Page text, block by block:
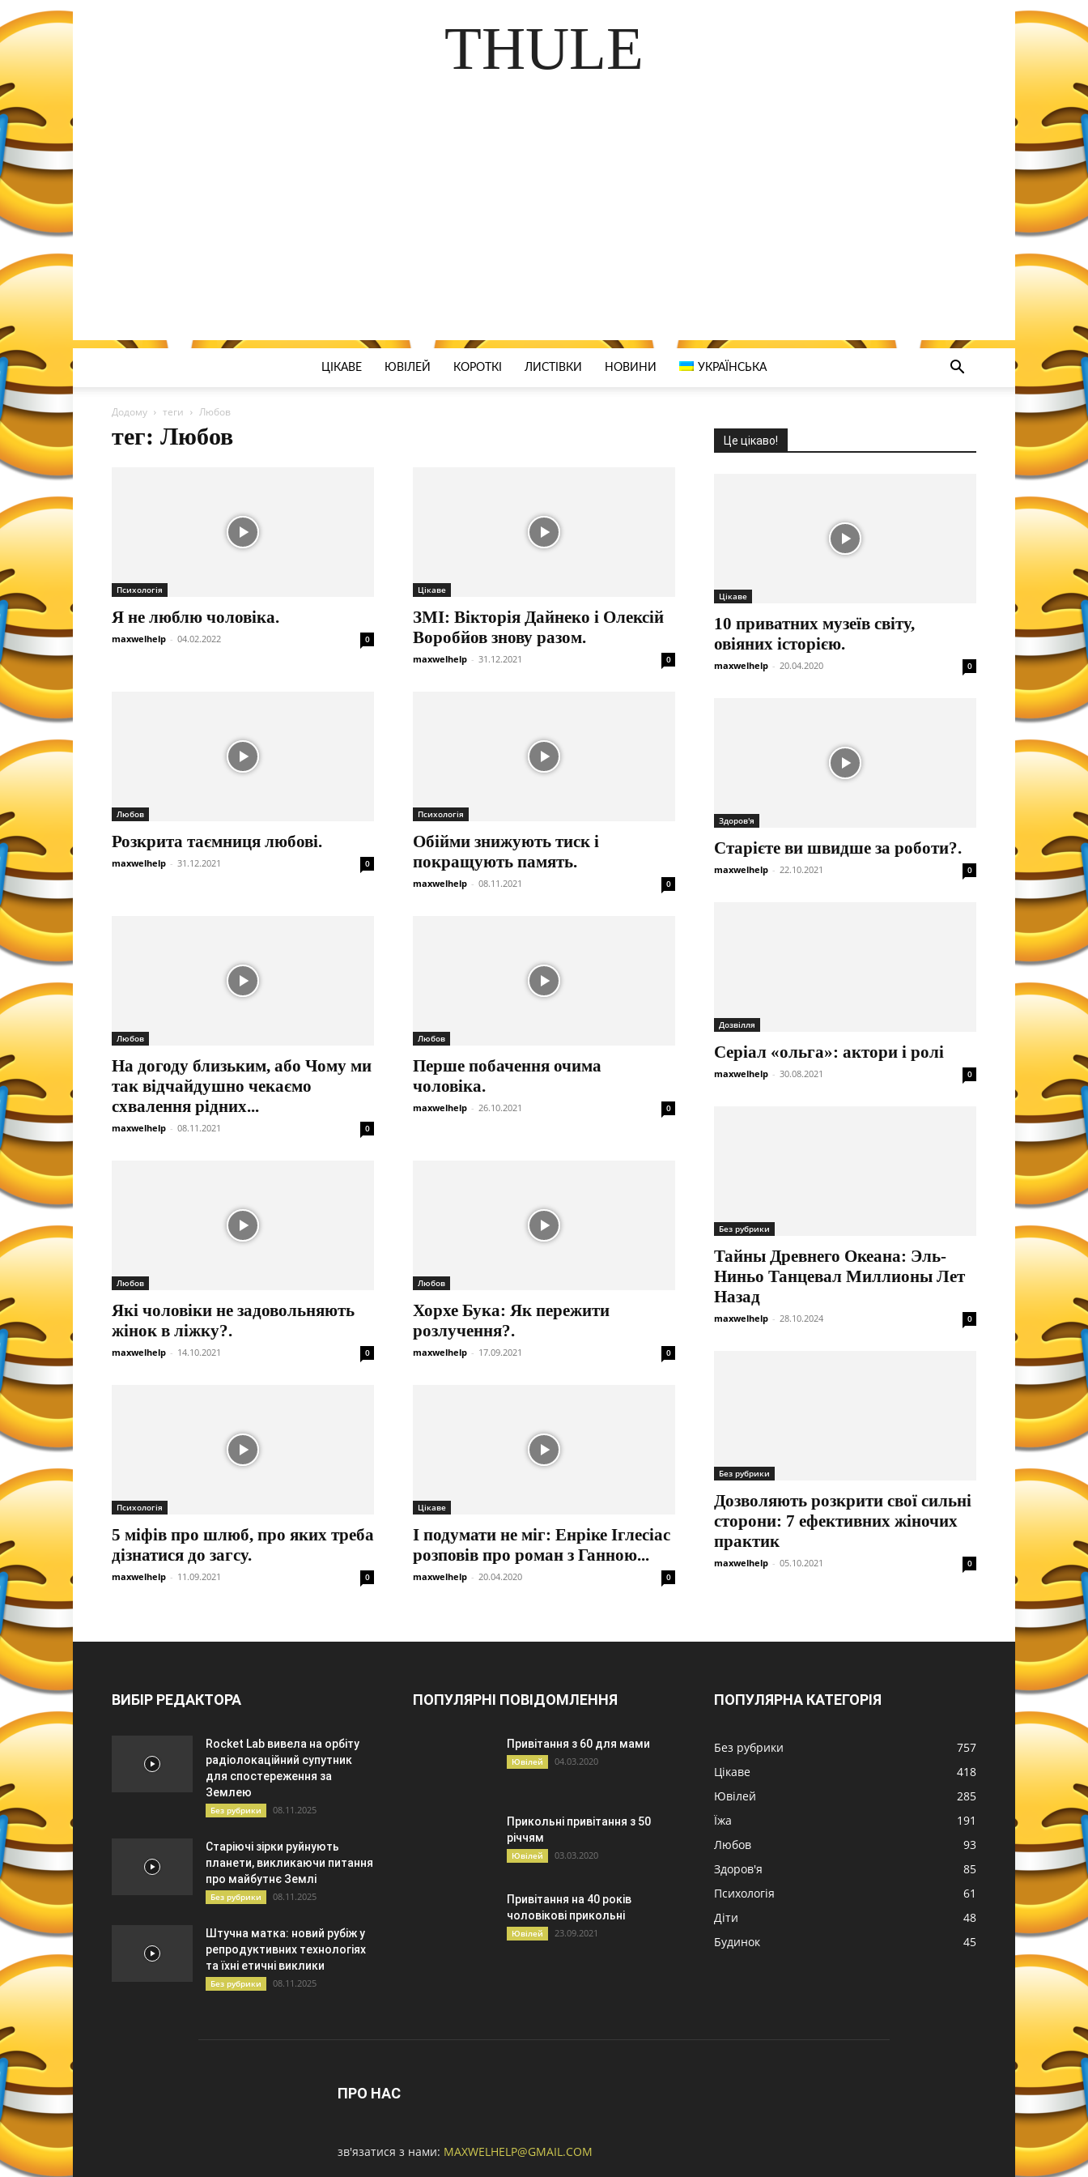
THULE
ЦІКАВЕ ЮВІЛЕЙ КОРОТКІ ЛИСТІВКИ НОВИНИ УКРАЇНСЬКА
Додому теги Любов
тег: Любов
Психологія
Я не люблю чоловіка.
maxwelhelp - 04.02.2022 0
Цікаве
ЗМІ: Вікторія Дайнеко і Олексій
Воробйов знову разом.
maxwelhelp - 31.12.2021 0
Любов
Розкрита таємниця любові.
maxwelhelp - 31.12.2021 0
Психологія
Обійми знижують тиск і
покращують память.
maxwelhelp - 08.11.2021 0
Любов
На догоду близьким, або Чому ми
так відчайдушно чекаємо
схвалення рідних...
maxwelhelp - 08.11.2021 0
Любов
Перше побачення очима
чоловіка.
maxwelhelp - 26.10.2021 0
Любов
Які чоловіки не задовольняють
жінок в ліжку?.
maxwelhelp - 14.10.2021 0
Любов
Хорхе Бука: Як пережити
розлучення?.
maxwelhelp - 17.09.2021 0
Психологія
5 міфів про шлюб, про яких треба
дізнатися до загсу.
maxwelhelp - 11.09.2021 0
Цікаве
І подумати не міг: Енріке Іглесіас
розповів про роман з Ганною...
maxwelhelp - 20.04.2020 0
Це цікаво!
Цікаве
10 приватних музеїв світу,
овіяних історією.
maxwelhelp - 20.04.2020 0
Здоров'я
Старієте ви швидше за роботи?.
maxwelhelp - 22.10.2021 0
Дозвілля
Серіал «ольга»: актори і ролі
maxwelhelp - 30.08.2021 0
Без рубрики
Тайны Древнего Океана: Эль-
Ниньо Танцевал Миллионы Лет
Назад
maxwelhelp - 28.10.2024 0
Без рубрики
Дозволяють розкрити свої сильні
сторони: 7 ефективних жіночих
практик
maxwelhelp - 05.10.2021 0
ВИБІР РЕДАКТОРА
Rocket Lab вивела на орбіту
радіолокаційний супутник
для спостереження за
Землею
Без рубрики 08.11.2025
Старіючі зірки руйнують
планети, викликаючи питання
про майбутнє Землі
Без рубрики 08.11.2025
Штучна матка: новий рубіж у
репродуктивних технологіях
та їхні етичні виклики
Без рубрики 08.11.2025
ПОПУЛЯРНІ ПОВІДОМЛЕННЯ
Привітання з 60 для мами
Ювілей 04.03.2020
Прикольні привітання з 50
річчям
Ювілей 03.03.2020
Привітання на 40 років
чоловікові прикольні
Ювілей 23.09.2021
ПОПУЛЯРНА КАТЕГОРІЯ
Без рубрики
757
Цікаве
418
Ювілей
285
Їжа
191
Любов
93
Здоров'я
85
Психологія
61
Діти
48
Будинок
45
ПРО НАС
зв'язатися з нами: MAXWELHELP@GMAIL.COM